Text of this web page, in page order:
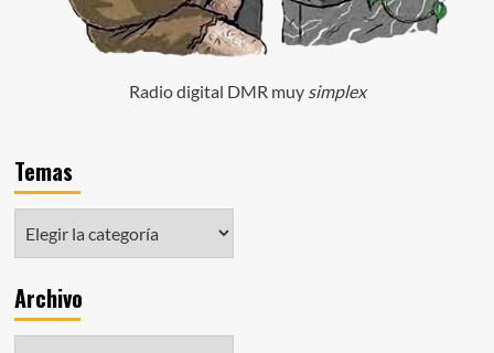
Radio digital DMR muy simplex
Temas
Archivo